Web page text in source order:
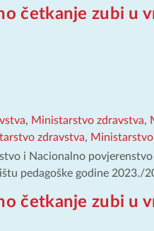
četkanje zubi u
, Ministarstvo zdravstva,
zdravstva,
i Nacionalno
pedagoške godine 2023./
četkanje zubi u